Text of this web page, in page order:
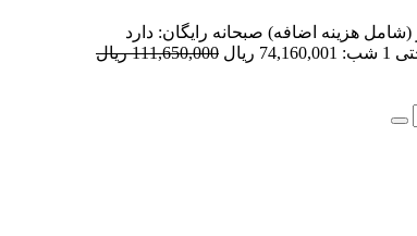
(شامل هزینه اضافه) صبحانه رایگان: دارد
شب: 74,160,001 ریال
111,650,000 ریال